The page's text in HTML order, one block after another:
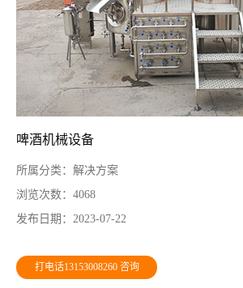
啤酒机械设备
所属分类： 解决方案
浏览次数： 4068
发布日期： 2023-07-22
打电话13153008260 咨询